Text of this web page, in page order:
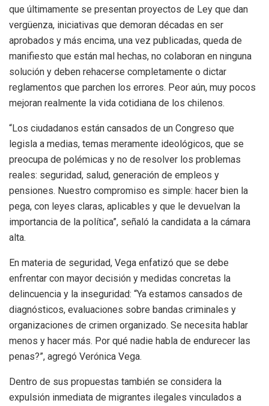
que últimamente se presentan proyectos de Ley que dan
vergüenza, iniciativas que demoran décadas en ser
aprobados y más encima, una vez publicadas, queda de
manifiesto que están mal hechas, no colaboran en ninguna
solución y deben rehacerse completamente o dictar
reglamentos que parchen los errores. Peor aún, muy pocos
mejoran realmente la vida cotidiana de los chilenos.
“Los ciudadanos están cansados de un Congreso que
legisla a medias, temas meramente ideológicos, que se
preocupa de polémicas y no de resolver los problemas
reales: seguridad, salud, generación de empleos y
pensiones. Nuestro compromiso es simple: hacer bien la
pega, con leyes claras, aplicables y que le devuelvan la
importancia de la política”, señaló la candidata a la cámara
alta.
En materia de seguridad, Vega enfatizó que se debe
enfrentar con mayor decisión y medidas concretas la
delincuencia y la inseguridad: “Ya estamos cansados de
diagnósticos, evaluaciones sobre bandas criminales y
organizaciones de crimen organizado. Se necesita hablar
menos y hacer más. Por qué nadie habla de endurecer las
penas?”, agregó Verónica Vega.
Dentro de sus propuestas también se considera la
expulsión inmediata de migrantes ilegales vinculados a